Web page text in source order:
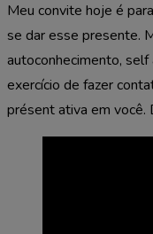
Meu convite hoje é
se dar esse presente.
autoconhecimento,
exercício de fazer
présent ativa em você.